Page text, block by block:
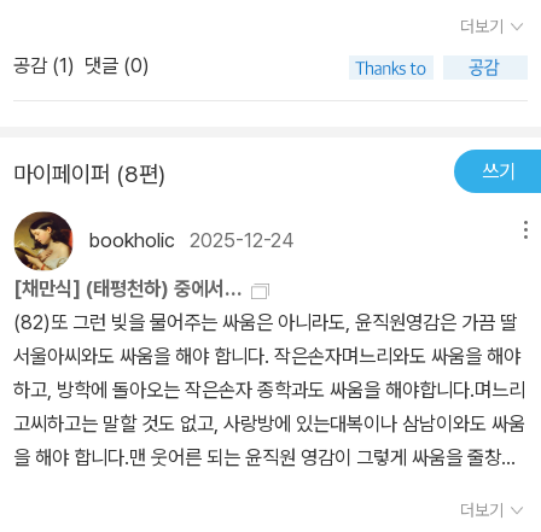
해주겠다고 했어.그렇게 윤직원 영감은 춘심이와반지를 사러 갔는데
거기서도 구두쇠 정신이 발휘되어 반지값을 계속 깎고 있었단다. 어
차피 아들과 손자가흥청망청 쓰고 있을 텐데... 아들 윤창식이 도박에
달라고 했어. 윤창식은 도박에 빠져서 일본에서 둘째 아들로부터 온
급한 전보가 왔는데도뒷전이었어. 그 전보 내용은 윤창식의 둘째 아
들 종학이 사회주의에 빠졌다가 경시청에 붙잡혔다는 내용이었어. 사
실 윤창식은 윤직원 영감의 마지막 희망이었어. 일본 유학을 마치고
돌아와 경찰서장이 되길 바라고 있었어. 그런데 윤직원 영감이 가장
극혐하는 사회주의에 빠져 경시청에붙잡혔다니... 이 소식을 들은 윤
직원 영감이 격분하는 장면으로 소설은 끝이 났단다.....이 소설의 제
목 <태평천하>는 반어적인 표현으로 지은 제목 중 손가락에들지 않
을까 싶구나. 우리나라 사람들이 가장 암울한 시기를 이야기하고 있
는데, 제목이 태평천하라니... 소설의 주인공 윤직원 영감의 입장에서
태평천하일수도 있지만 콩가루 집안이 아무리 태평천하라고 해봐야
감이 부랑당패라고 맹비난하며 오히려 강력한 일본제국을 칭찬하게
된 그 배경인 사회주의에 빠져 갑작스럽게 소설은 이 노인네의 울부
분이라고 나는 느꼈다. “제 것 지니고 앉어서 편안허게 살 태평세상,
이걸 태평천하라고 허는 것이여, 태평천하!” 윤직원 영감의 발광이
다. 종학에게 줄 돈은 사라지고, 이 손자는 삽시간에 ‘죽일 놈’이 된다.
가솔들은 어찌할 바를 모른다. 영감은 퇴장했어도 몸 둘 바를 모른다.
나라든 가솔이든, 그걸 말아먹은 자식을 보지 못하고 죽었다는 점에
서는, 적어도 그런 바로는 진시황이 윤직원 영감보다는 행복하다는
채만식의 평에서는 망해가는 역사가 보인다. 망국(亡國)을 하여도
망가(亡家)는 하지 않겠노라고 돈을 붙잡고 고집부리는 저 만석꾼도
그렇고, 그 밑 사람들도 도통 시대의식이란 것이 없다. 그래서 다 망했
다. 채만식은 독자들을 웃기고, 그 웃음은 독자들을 달래어준다. 한판
주색잡기만 즐겨하는 인간이다. 이에 반해 윤종학은 경찰서장이 되라
는 윤 직원의 바람과 달리 사회주의 운동에 참여해 윤 직원의 속을 뒤
평일 것이다. 윤 직원이라는 사람은 단순히 나쁜 사람이라고 평가할
수도 있고, 또는 상황에 맞게 잘 살아가는 사람이라고 할 수도 있다.
그러나 어떻게 보든지 이 책을 읽은 사람이라면 모두가 윤 직원에 대
해 분노심을 가질 것이다. 일제강점기 시대는 우리민족의 힘든 시기
였고 그 시기에 친일파였다는 것만으로도 윤 직원은 분노의 대상이
된다. 나도 책을 읽으며 많은 분노를 느꼈다. 이것이 우리역사의 과거
라는 생각에 마음이 아팠고 악한상황에서의 인간성에대한 생각도 많
이 하게 됐다. 실제로 이 책이 발간된 시기는 1948년으로 친일파를
비판, 풍자하기 위해 발간 됐을 것이다. 책을 읽어보면 느낄 수 있다.
일단 일제 강점기에 지어진 책 제목을 현실과 달리 ’태평천하’라고 지
세계고전보다 우위에 있을만한 작품으로 감상할 수 있음이 틀림없다.
이번에 비교해볼 작품은 찰스 디킨스의 <크리스마스 캐럴>이다. 윤
직원 영감(생김새와 덩치 때문에 윤두꺼비라고 불렸던 영감은 두섭이
자랑스러워 했다.)의 인물 됨됨이를 가장 잘 표현하고 있는 4장의 제
목(우리만 빼놓고 어서 망해라.)에서 우리들은 자기밖에 모르는 사람
이며, 자기만 잘살면 누가 어떻든 상관없다고 생각했던 스크루지의
얼굴을 자연스럽게 떠올릴 수 있다. 유사한 성향의 인물을 다루고 있
으나, <태평천하>는 <크리스마스 캐럴>에 비해 훨씬 현실적으로 사
회를 바라보고 있으므로 비교적인 우위에 있다고 말하고 싶다. <태평
천하>는 <크리스마스 캐럴>이 제공하는 판타지의 요소와 이를 통해
서 깨닫는 내적인 자기반성이라는 교훈을 완벽하게 제거한다. <태평
천하>는 예방의 의미보다 현실의 극한까지 보여줌으로써 깨닫게한
하거나, 일수를 빌려주어 폭리를 취하는 윤직원 영감에게 일제강점기
더보기
공감 (1) 댓글 (0)
마이페이퍼 (8편) 쓰기
bookholic 2025-12-24
[채만식] (태평천하) 중에서…
(82)또 그런 빚을 물어주는 싸움은 아니라도, 윤직원영감은 가끔 딸
서울아씨와도 싸움을 해야 합니다. 작은손자며느리와도 싸움을 해야
하고, 방학에 돌아오는 작은손자 종학과도 싸움을 해야합니다.며느리
고씨하고는 말할 것도 없고, 사랑방에 있는대복이나 삼남이와도 싸움
을 해야 합니다.맨 웃어른 되는 윤직원 영감이 그렇게 싸움을 줄창지
올케 고씨와 싸움을 하고, 친정 조카며느리들과싸움을 하고, 경손이
더보기